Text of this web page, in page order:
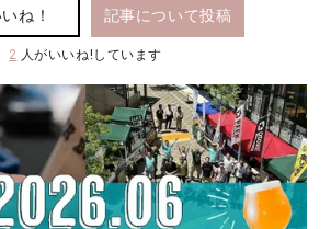
ね！ 記事について投稿
2 人がいいね!しています